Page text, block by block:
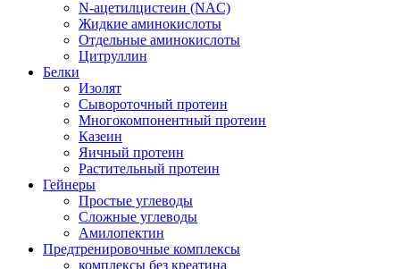
N-ацетилцистеин (NAC)
Жидкие аминокислоты
Отдельные аминокислоты
Цитруллин
Белки
Изолят
Сывороточный протеин
Многокомпонентный протеин
Казеин
Яичный протеин
Растительный протеин
Гейнеры
Простые углеводы
Сложные углеводы
Амилопектин
Предтренировочные комплексы
комплексы без креатина